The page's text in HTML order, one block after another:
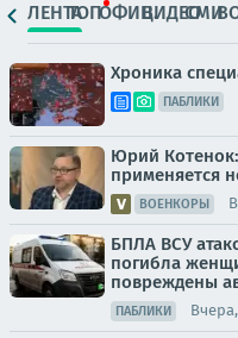
ЛЕНТАТОПОФИЦ.ВИДЕОСМИ
Хроника
ПАБЛИКИ
Юрий
применяется
ВОЕНКОРЫ
БПЛА ВСУ
погибла
повреждены
ПАБЛИКИ